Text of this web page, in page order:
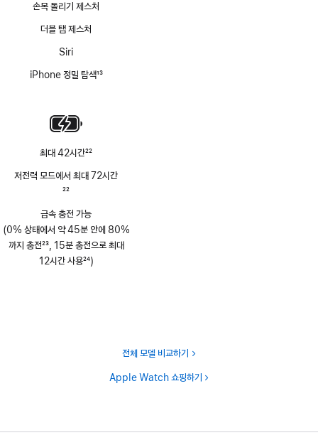
손목 돌리기 제스처
더블 탭 제스처
Siri
iPhone 정밀 탐색13
최대 42시간22
저전력 모드에서 최대 72시간
22
급속 충전 가능
(0% 상태에서 약 45분 안에 80%
까지 충전23, 15분 충전으로 최대
12시간 사용24)
전체 모델 비교하기
Apple Watch 쇼핑하기